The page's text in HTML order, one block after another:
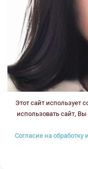
Этот сайт использует
использовать сайт, Вы
Согласие на